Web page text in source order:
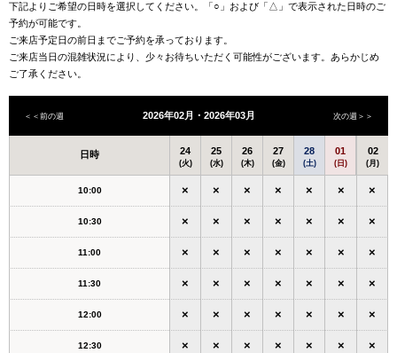
下記よりご希望の日時を選択してください。「○」および「△」で表示された日時のご
予約が可能です。
ご来店予定日の前日までご予約を承っております。
ご来店当日の混雑状況により、少々お待ちいただく可能性がございます。あらかじめ
ご了承ください。
＜＜前の週 2026年02月・2026年03月 次の週＞＞
日時 24
(火)
25
(水)
26
(木)
27
(金)
28
(土)
01
(日)
02
(月)
10:00 × × × × × × ×
10:30 × × × × × × ×
11:00 × × × × × × ×
11:30 × × × × × × ×
12:00 × × × × × × ×
12:30 × × × × × × ×